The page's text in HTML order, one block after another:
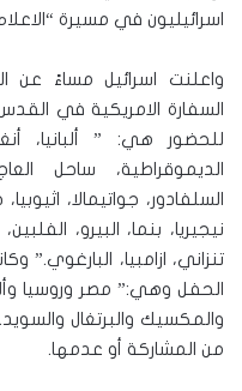
اسرائيليون في مسيرة
واعلنت اسرائيل مساءً عن
السفارة الامريكية في
للحضور هي: ” ألبانيا،
الديموقراطية، ساحل
السلفادور، جواتيمالا،
نيجيريا، بنما، البيرو، الفلبين،
تنزاني، ازامبيا،
الحفل وهي:” مصر وروسيا
والمكسيك والبرتغال
من المشاركة أو عدمها.